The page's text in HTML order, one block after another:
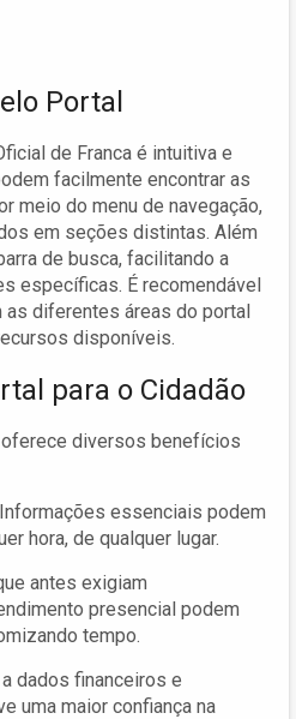
Portal
de Franca é intuitiva e
facilmente encontrar as
meio do menu de navegação,
em seções distintas. Além
de busca, facilitando a
específicas. É recomendável
diferentes áreas do portal
disponíveis.
para o Cidadão
diversos benefícios
Informações essenciais podem
hora, de qualquer lugar.
antes exigiam
presencial podem
tempo.
dados financeiros e
uma maior confiança na